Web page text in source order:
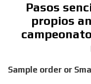
Pasos
propios
Sample order or